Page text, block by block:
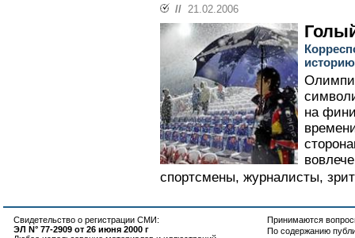
// 21.02.2006
на
спортсмены, журналисты,
Свидетельство о регистрации СМИ:
ЭЛ N° 77-2909 от 26 июня 2000 г
Принимаются
По содержанию